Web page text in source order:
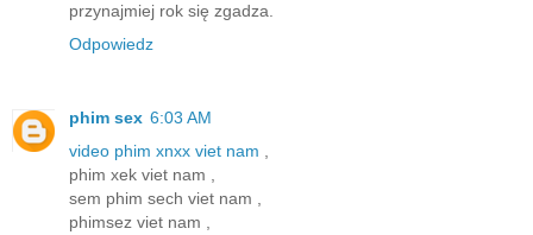
przynajmiej rok się zgadza.
Odpowiedz
phim sex 6:03 AM
video phim xnxx viet nam
phim xek viet nam ,
sem phim sech viet nam ,
phimsez viet nam ,